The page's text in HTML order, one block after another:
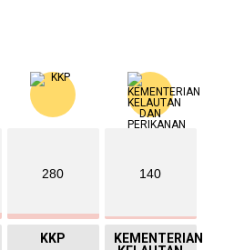
280
KKP
140
KEMENTERIAN